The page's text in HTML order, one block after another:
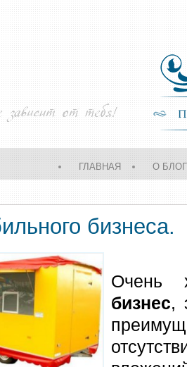
ГЛАВНАЯ О
бизнеса.
Очень
бизнес,